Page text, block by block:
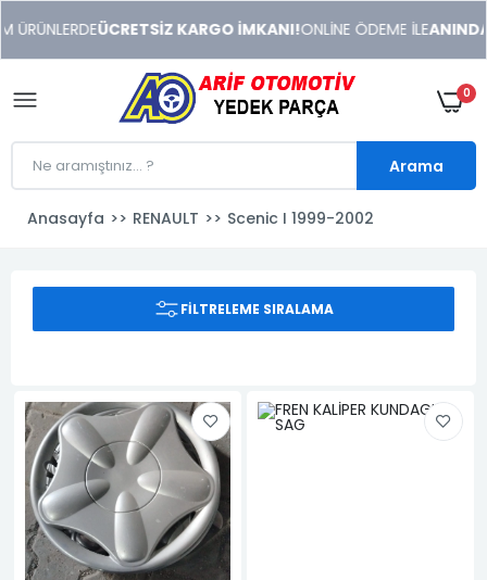
xonusu
veren
sitolar
ÜCRETSİZ KARGO İMKANI!ONLİNE ÖDEME İLEANINDA
0
Arama
Anasayfa RENAULT Scenic I 1999-2002
FILTRELEME SIRALAMA